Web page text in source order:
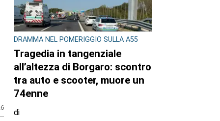
DRAMMA NEL POMERIGGIO SULLA A55
Tragedia in tangenziale
all’altezza di Borgaro: scontro
tra auto e scooter, muore un
74enne
di